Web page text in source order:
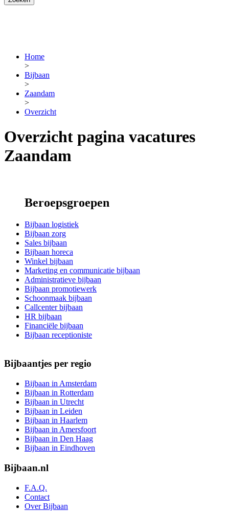
Home
>
Bijbaan
>
Zaandam
>
Overzicht
Overzicht pagina vacatures
Zaandam
Beroepsgroepen
Bijbaan logistiek
Bijbaan zorg
Sales bijbaan
Bijbaan horeca
Winkel bijbaan
Marketing en communicatie bijbaan
Administratieve bijbaan
Bijbaan promotiewerk
Schoonmaak bijbaan
Callcenter bijbaan
HR bijbaan
Financiële bijbaan
Bijbaan receptioniste
Bijbaantjes per regio
Bijbaan in Amsterdam
Bijbaan in Rotterdam
Bijbaan in Utrecht
Bijbaan in Leiden
Bijbaan in Haarlem
Bijbaan in Amersfoort
Bijbaan in Den Haag
Bijbaan in Eindhoven
Bijbaan.nl
F.A.Q.
Contact
Over Bijbaan